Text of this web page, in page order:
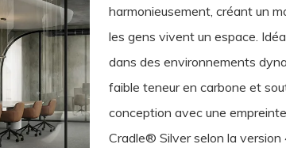
harmonieusement, créant un
les gens vivent un espace.
dans des environnements
faible teneur en carbone et
conception avec une
Cradle® Silver selon la